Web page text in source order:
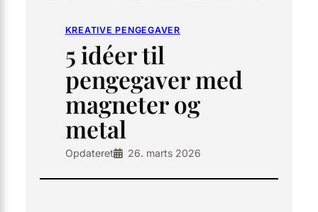
KREATIVE PENGEGAVER
5 idéer til
pengegaver med
magneter og
metal
Opdateret 26. marts 2026